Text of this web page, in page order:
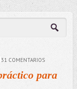
31 COMENTARIOS
para